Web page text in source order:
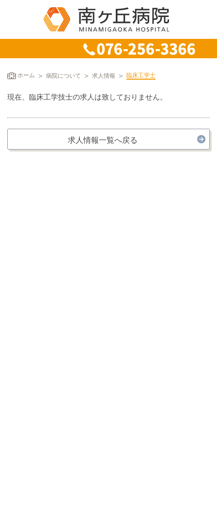
ホーム 病院について 求人情報 臨床工学士
現在、臨床工学技士の求人は致しておりません。
求人情報一覧へ戻る